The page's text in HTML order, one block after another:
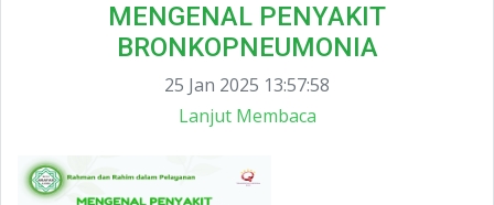
MENGENAL PENYAKIT
BRONKOPNEUMONIA
25 Jan 2025 13:57:58
Lanjut Membaca